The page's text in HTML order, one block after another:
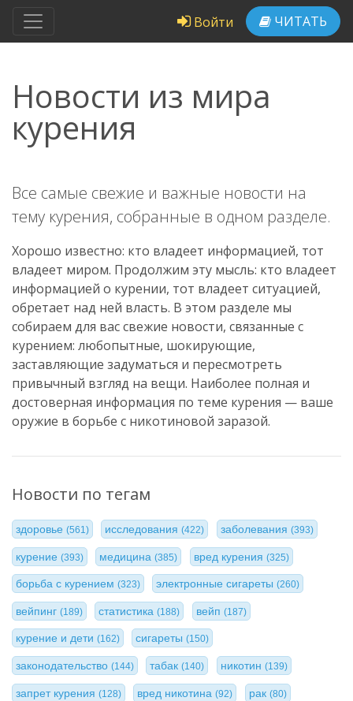
Войти ЧИТАТЬ
Новости из мира
курения
Все самые свежие и важные новости на
тему курения, собранные в одном разделе.
Хорошо известно: кто владеет информацией, тот
владеет миром. Продолжим эту мысль: кто владеет
информацией о курении, тот владеет ситуацией,
обретает над ней власть. В этом разделе мы
собираем для вас свежие новости, связанные с
курением: любопытные, шокирующие,
заставляющие задуматься и пересмотреть
привычный взгляд на вещи. Наиболее полная и
достоверная информация по теме курения — ваше
оружие в борьбе с никотиновой заразой.
Новости по тегам
здоровье (561) исследования(422) заболевания (393)
курение (393) медицина(385) вред курения (325)
борьба с курением (323) электронные сигареты(260)
вейпинг (189) статистика(188) вейп (187)
курение и дети (162) сигареты(150)
законодательство (144) табак(140) никотин (139)
запрет курения (128) вред никотина(92) рак (80)